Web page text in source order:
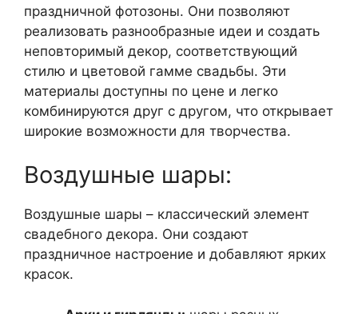
праздничной фотозоны. Они позволяют
реализовать разнообразные идеи и создать
неповторимый декор, соответствующий
стилю и цветовой гамме свадьбы. Эти
материалы доступны по цене и легко
комбинируются друг с другом, что открывает
широкие возможности для творчества.
Воздушные шары:
Воздушные шары – классический элемент
свадебного декора. Они создают
праздничное настроение и добавляют ярких
красок.